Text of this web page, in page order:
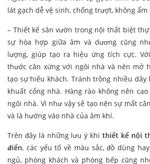
lát gạch dễ vệ sinh, chống trượt, không ẩm
– Thiết kế sân vườn trong nội thất biệt
sự hòa hợp giữa âm và dương cũng
lượng, giúp tạo ra hiệu ứng tích cực.
thước cân xứng với ngôi nhà và nên mở
tạo sự hiếu khách. Tránh trồng nhiều dây
khuất cổng nhà. Hàng rào không nên
ngôi nhà. Vì như vậy sẽ tạo nên sự mất
và là hướng vào nhà của âm khí.
Trên đây là những lưu ý khi thiết kế nội
điển, các yếu tố về màu sắc, đồ dùng
ngủ, phòng khách và phòng bếp cũng